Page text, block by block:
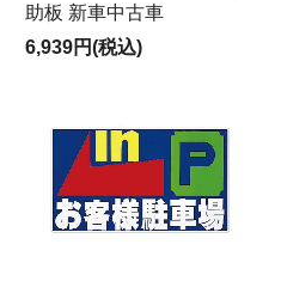
助板 新車中古車
6,939円(税込)